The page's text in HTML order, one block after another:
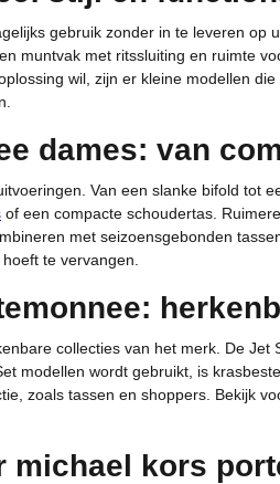
gebruik zonder in te leveren
muntvak met ritssluiting en ruimte
wil, zijn er kleine modellen
dames: van
Van een slanke bifold
of een compacte schoudertas.
met seizoensgebonden
te vervangen.
collecties van het merk. De
modellen wordt gebruikt, is
zoals tassen en shoppers. Bekijk
michael kors